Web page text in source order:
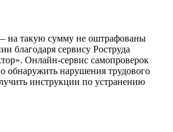
на такую сумму не оштрафованы
благодаря сервису Роструда
Онлайн-сервис самопроверок
обнаружить нарушения трудового
инструкции по устранению